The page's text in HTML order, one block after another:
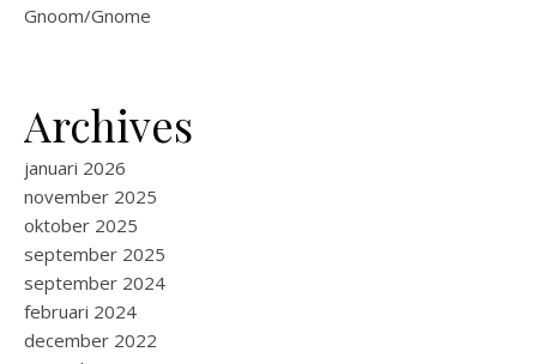
Gnoom/Gnome
Archives
januari 2026
november 2025
oktober 2025
september 2025
september 2024
februari 2024
december 2022